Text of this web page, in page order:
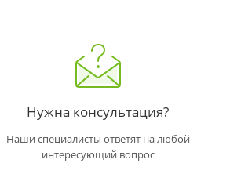
Нужна консультация?
Наши специалисты ответят на любой
интересующий вопрос